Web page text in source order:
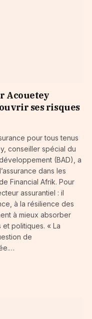
Acouetey
ses risques
pour tous tenus
conseiller spécial du
(BAD), a
dans les
Financial Afrik. Pour
assurantiel : il
à la résilience des
à mieux absorber
politiques. « La
de